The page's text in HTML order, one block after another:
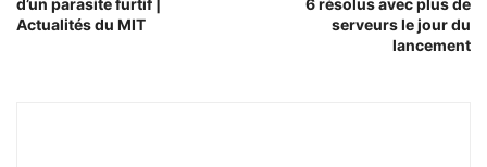
Actualités du MIT
serveurs le jour du
lancement